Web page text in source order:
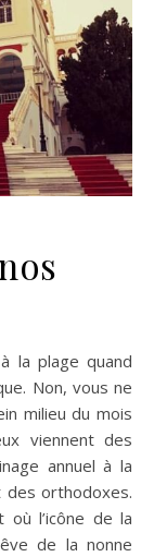
Non, vous ne
milieu du mois
viennent des
annuel à la
des orthodoxes.
l’icône de la
de la nonne